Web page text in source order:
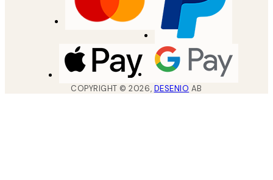
COPYRIGHT ©2026, DESENIO AB